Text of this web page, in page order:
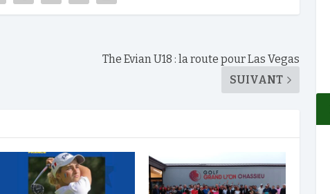
The Evian U18 : la route pour Las Vegas
SUIVANT